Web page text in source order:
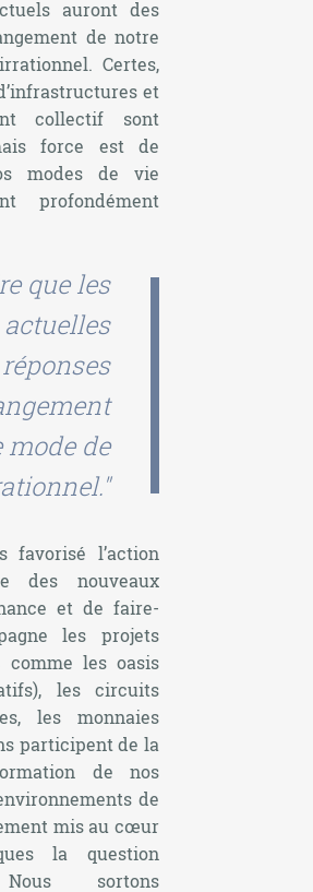
auront des
de notre
Certes,
et
collectif sont
force est de
modes de vie
profondément
que les
mode de
favorisé l’action
des nouveaux
et de faire-
les projets
les oasis
les circuits
les monnaies
participent de la
de nos
de
mis au cœur
la question
Nous sortons